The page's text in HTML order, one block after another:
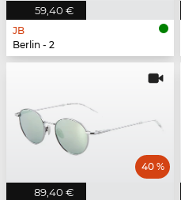
59,40 €
JB
Berlin - 2
89,40 €
40 %